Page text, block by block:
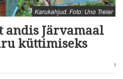
Karukahjud. Foto: Uno Treier
andis Järvamaal
küttimiseks